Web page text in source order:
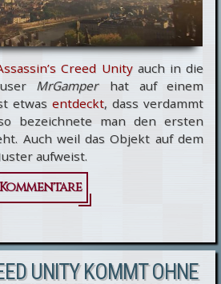
Creed Unityauch in die
MrGamperhat auf einem
etwas entdeckt, dass verdammt
bezeichnete man den ersten
Auch weil das Objekt auf dem
aufweist.
Assassin's
UNITY KOMMT OHNE